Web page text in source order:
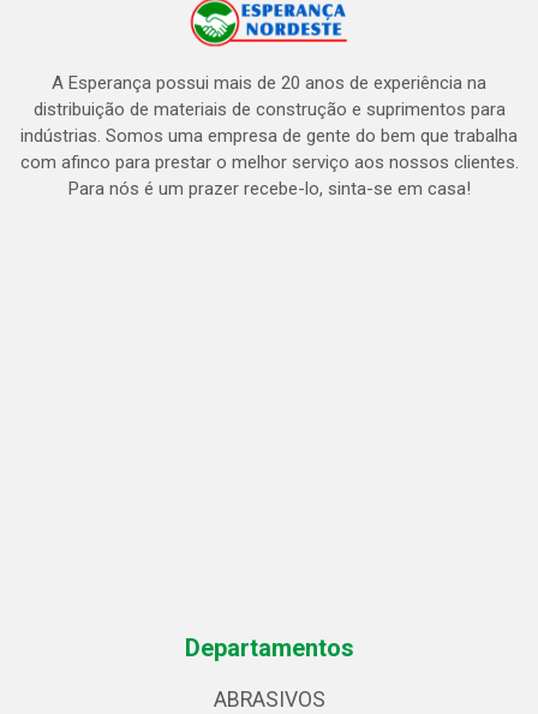
A Esperança possui mais de 20 anos de experiência na
distribuição de materiais de construção e suprimentos para
indústrias. Somos uma empresa de gente do bem que trabalha
com afinco para prestar o melhor serviço aos nossos clientes.
Para nós é um prazer recebe-lo, sinta-se em casa!
Departamentos
ABRASIVOS